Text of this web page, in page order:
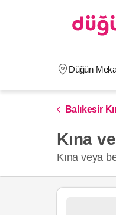
Düğün
Balıkesir
Kına
Kına veya